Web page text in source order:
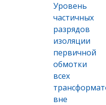
Уровень
частичных
разрядов
изоляции
первичной
обмотки
всех
вне